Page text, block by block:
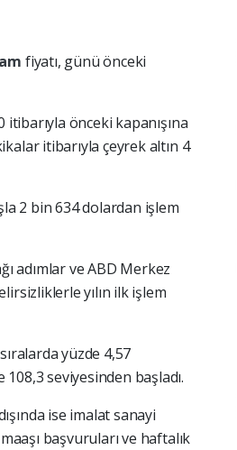
fiyatı, günü önceki
itibarıyla önceki kapanışına
itibarıyla çeyrek altın 4
2 bin 634 dolardan işlem
adımlar ve ABD Merkez
yılın ilk işlem
yüzde 4,57
seviyesinden başladı.
ise imalat sanayi
başvuruları ve haftalık